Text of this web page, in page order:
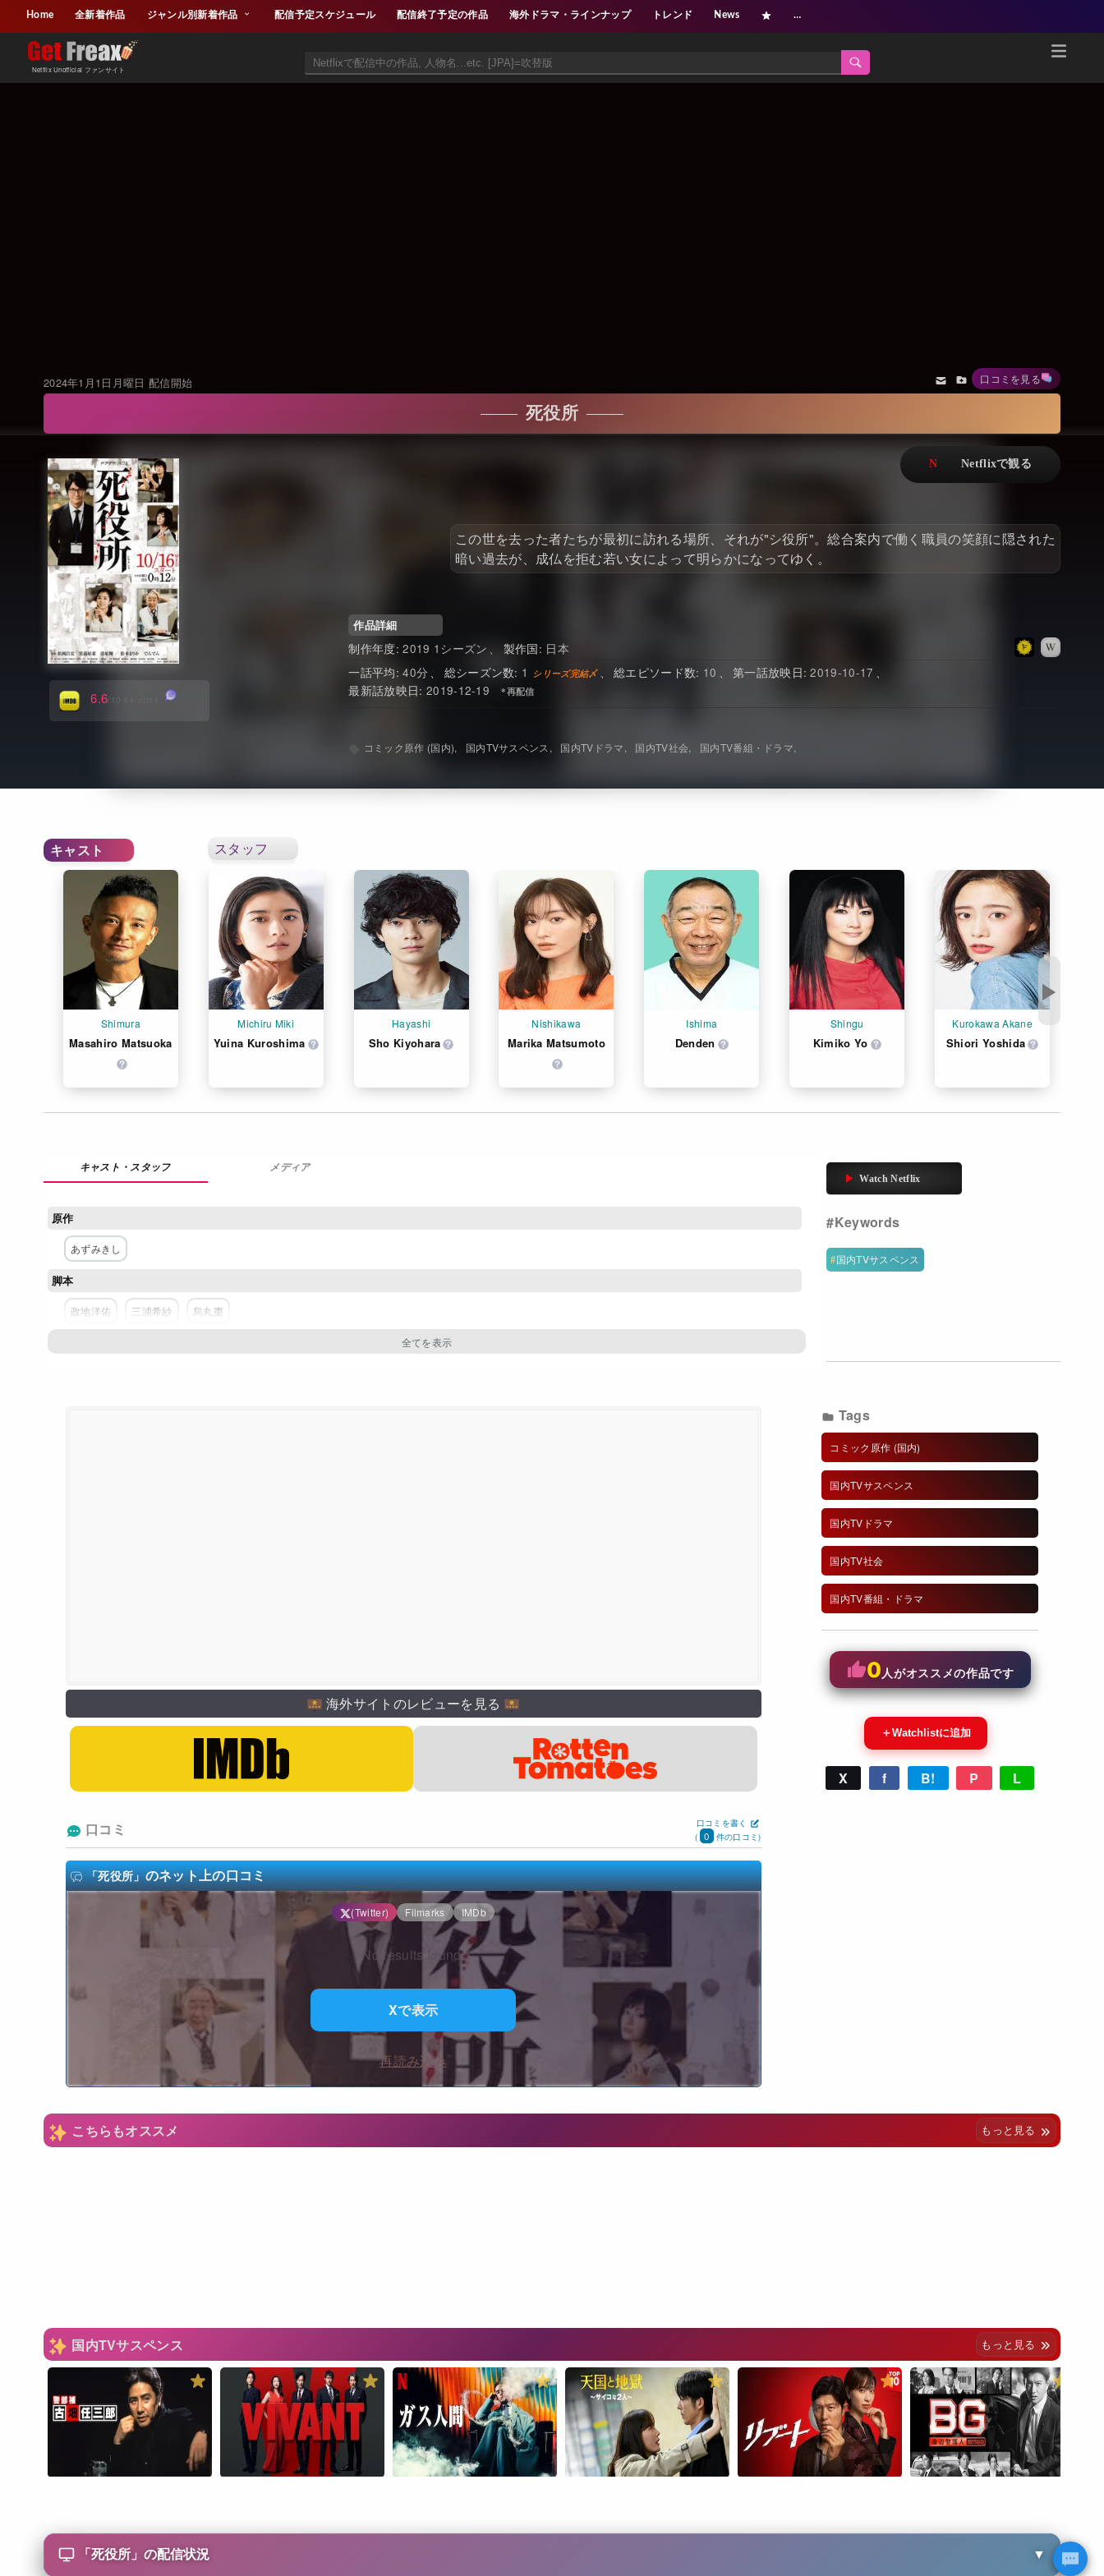
Home 全新着作品 ジャンル別新着作品 配信予定スケジュール 配信終了予定の作品 海外ドラマ・ラインナップ トレンド News …
Netflix Unofficial ファンサイト
Netflix新着作品
アジア映画
ドキュメンタリー
Netflixオリジナル作品
日本語吹替対応作品
その他の国のTV番組
Watchlistへ
Netflix Video
Netflix 吹替版作品
Netflix 高い評価の海外作品
みんなの作品レビュー
Netflixコース別料金プラン
2024年1月1日月曜日 配信開始 口コミを見る
死役所
この世を去った者たちが最初に訪れる場所、それが"シ役所"。総合案内で働く職員の笑顔に隠された
暗い過去が、成仏を拒む若い女によって明らかになってゆく。
作品詳細
2019 1シーズン
日本
40
1 10
2019-10-17
2019-12-19
6.6 /10 64 votes
▶
スタッフ
キャスト
Shimura
Masahiro Matsuoka
Michiru Miki
Yuina Kuroshima
Hayashi
Sho Kiyohara
Nishikawa
Marika Matsumoto
Ishima
Denden
Shingu
Kimiko Yo
Kurokawa Akane
Shiori Yoshida
メディア
原作
あずみきし
脚本
政地洋佑 三浦希紗 烏丸棗
国内TVサスペンス
コミック原作 (国内) 国内TVサスペンス 国内TVドラマ 国内TV社会 国内TV番組・ドラマ
海外サイトのレビューを見る
口コミ
口コミを書く
(
0 件の口コミ)
「死役所」のネット上の口コミ
(Twitter) Filmarks IMDb
No results found.
Xで表示
再読み込み
Tags
コミック原作 (国内)
国内TVサスペンス
国内TVドラマ
国内TV社会
国内TV番組・ドラマ
0人がオススメの作品です
＋Watchlistに追加
X f B! P L
こちらもオススメ もっと見る
国内TVサスペンス もっと見る
「 死役所」の配信状況 ▼